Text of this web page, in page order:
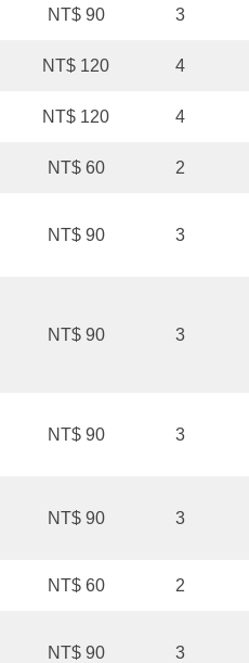
NT$ 90 3
NT$ 120 4
NT$ 120 4
NT$ 60 2
NT$ 90 3
NT$ 90 3
NT$ 90 3
NT$ 90 3
NT$ 60 2
NT$ 90 3